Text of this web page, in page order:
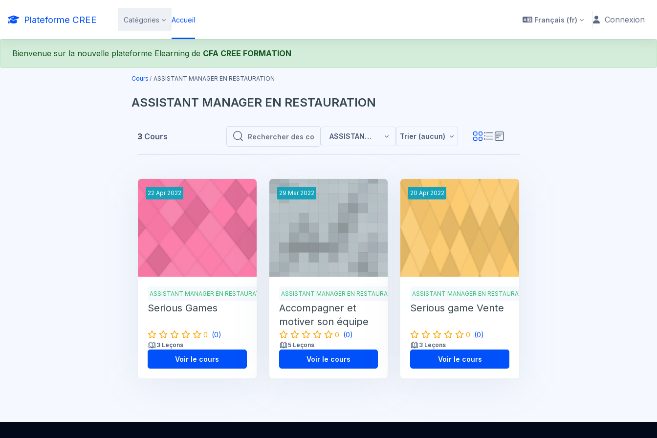
Plateforme CREE Catégories Accueil Français ‎(fr)‎ Connexion
Bienvenue sur la nouvelle plateforme Elearning de CFA CREE FORMATION
Cours ASSISTANT MANAGER EN RESTAURATION
ASSISTANT MANAGER EN RESTAURATION
3 Cours
Rechercher des cours
Rechercher des cours
ASSISTANT MANAGER EN RESTAURATION
Trier (aucun)
22 Apr 2022
ASSISTANT MANAGER EN RESTAURATION
Serious Games
0 (0)
3 Leçons
Voir le cours
29 Mar 2022
ASSISTANT MANAGER EN RESTAURATION
Accompagner et
motiver son équipe
0 (0)
5 Leçons
Voir le cours
20 Apr 2022
ASSISTANT MANAGER EN RESTAURATION
Serious game Vente
0 (0)
3 Leçons
Voir le cours